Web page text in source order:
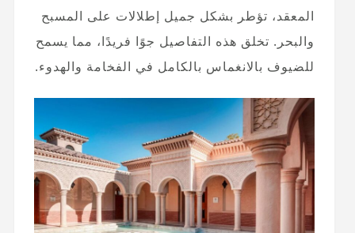
المعقد، تؤطر بشكل جميل إطلالات على المسبح
والبحر. تخلق هذه التفاصيل جوًا فريدًا، مما يسمح
للضيوف بالانغماس بالكامل في الفخامة والهدوء.